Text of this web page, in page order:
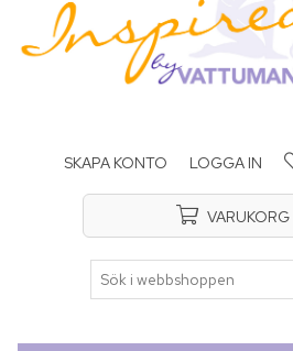
SKAPA KONTO LOGGA IN
VARUKORG